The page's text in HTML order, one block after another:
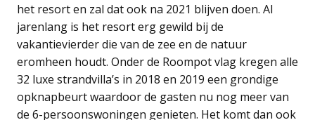
het resort en zal dat ook na 2021 blijven doen. Al
jarenlang is het resort erg gewild bij de
vakantievierder die van de zee en de natuur
eromheen houdt. Onder de Roompot vlag kregen alle
32 luxe strandvilla’s in 2018 en 2019 een grondige
opknapbeurt waardoor de gasten nu nog meer van
de 6-persoonswoningen genieten. Het komt dan ook